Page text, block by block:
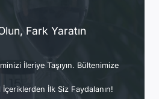
Fark Yaratın
İleriye Taşıyın. Bültenimize
İçeriklerden İlk Siz Faydalanın!